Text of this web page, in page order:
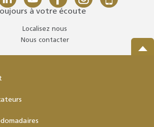
à votre écoute
Localisez nous
Nous contacter